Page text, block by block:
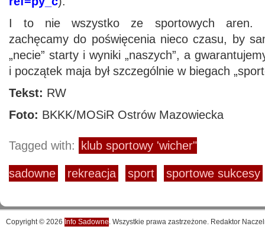
I to nie wszystko ze sportowych aren.
zachęcamy do poświęcenia nieco czasu, by
„necie” starty i wyniki „naszych”, a
i początek maja był szczególnie w biegach
Tekst: RW
Foto: BKKK/MOSiR Ostrów Mazowiecka
Tagged with: klub sportowy 'wicher"
sadowne rekreacja sport sportowe sukcesy
Copyright © 2026 Info Sadowne. Wszystkie prawa zastrzeżone. Redaktor